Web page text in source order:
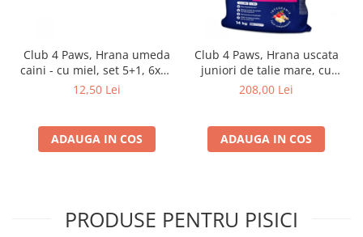
Club 4 Paws, Hrana umeda
caini - cu miel, set 5+1, 6x80
g
12,50 Lei
ADAUGA IN COS
Club 4 Paws, Hrana uscata
juniori de talie mare, cu
pui, 14kg
208,00 Lei
ADAUGA IN COS
PRODUSE PENTRU PISICI